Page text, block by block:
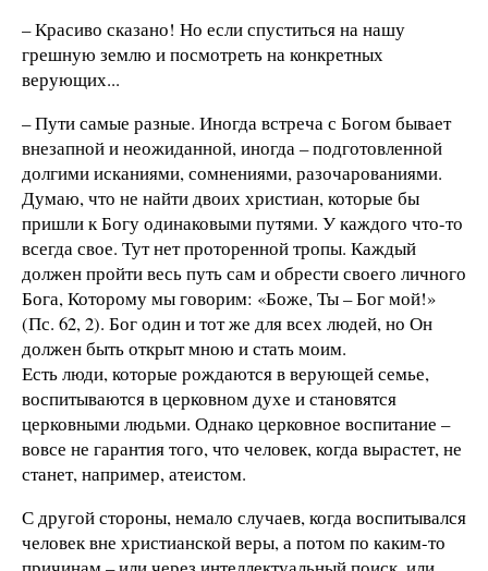
– Красиво сказано! Но если спуститься на нашу
грешную землю и посмотреть на конкретных
верующих...
– Пути самые разные. Иногда встреча с Богом бывает
внезапной и неожиданной, иногда – подготовленной
долгими исканиями, сомнениями, разочарованиями.
Думаю, что не найти двоих христиан, которые бы
пришли к Богу одинаковыми путями. У каждого что-то
всегда свое. Тут нет проторенной тропы. Каждый
должен пройти весь путь сам и обрести своего личного
Бога, Которому мы говорим: «Боже, Ты – Бог мой!»
(Пс. 62, 2). Бог один и тот же для всех людей, но Он
должен быть открыт мною и стать моим.
Есть люди, которые рождаются в верующей семье,
воспитываются в церковном духе и становятся
церковными людьми. Однако церковное воспитание –
вовсе не гарантия того, что человек, когда вырастет, не
станет, например, атеистом.
С другой стороны, немало случаев, когда воспитывался
человек вне христианской веры, а потом по каким-то